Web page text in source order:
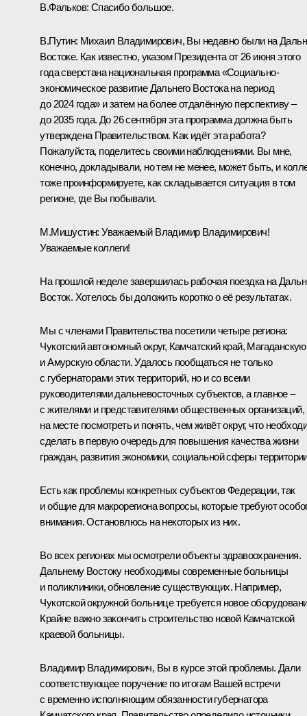
В.Фальков: Спасибо большое.
В.Путин: Михаил Владимирович, Вы недавно были на
Востоке. Как известно, указом Президента от 26 июня этого
года сверстана национальная программа «Социально-
экономическое развитие Дальнего Востока на период
до 2024 года» и затем на более отдалённую перспективу –
до 2035 года. До 26 сентября эта программа должна быть
утверждена Правительством. Как идёт эта работа?
Пожалуйста, поделитесь своими наблюдениями. Вы мне,
конечно, докладывали, но тем не менее, может быть, и
тоже проинформируете, как складывается ситуация в том
регионе, где Вы побывали.
М.Мишустин: Уважаемый Владимир Владимирович!
Уважаемые коллеги!
На прошлой неделе завершилась рабочая поездка на
Восток. Хотелось бы доложить коротко о её результатах.
Мы с членами Правительства посетили четыре региона:
Чукотский автономный округ, Камчатский край, Магаданскую
и Амурскую области. Удалось пообщаться не только
с губернаторами этих территорий, но и со всеми
руководителями дальневосточных субъектов, а главное –
с жителями и представителями общественных организаций,
на месте посмотреть и понять, чем живёт округ, что
сделать в первую очередь для повышения качества жизни
граждан, развития экономики, социальной сферы
Есть как проблемы конкретных субъектов Федерации, так
и общие для макрорегиона вопросы, которые требуют
внимания. Остановлюсь на некоторых из них.
Во всех регионах мы осмотрели объекты здравоохранения.
Дальнему Востоку необходимы современные больницы
и поликлиники, обновление существующих. Например,
Чукотской окружной больнице требуется новое
Крайне важно закончить строительство новой Камчатской
краевой больницы.
Владимир Владимирович, Вы в курсе этой проблемы. Дали
соответствующее поручение по итогам Вашей встречи
с временно исполняющим обязанности губернатора